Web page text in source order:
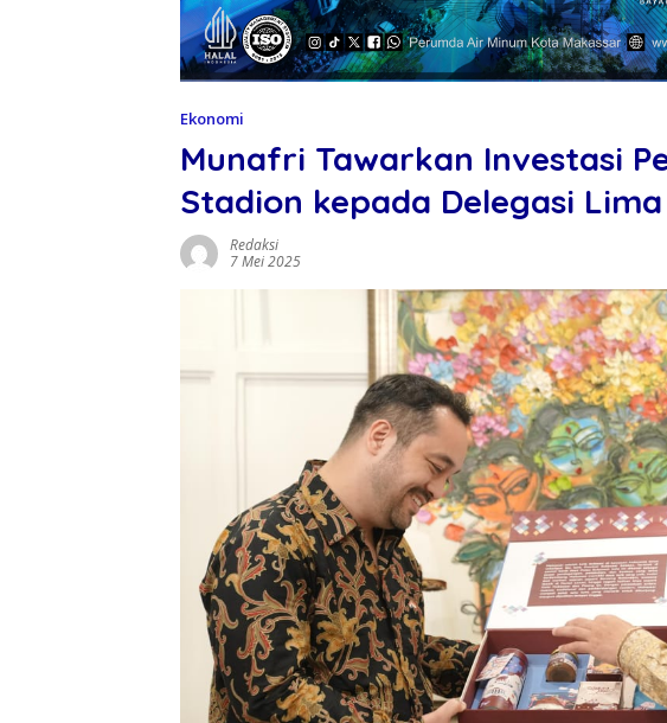
Ekonomi
Munafri Tawarkan Investasi
Stadion kepada Delegasi
Redaksi
7 Mei 2025